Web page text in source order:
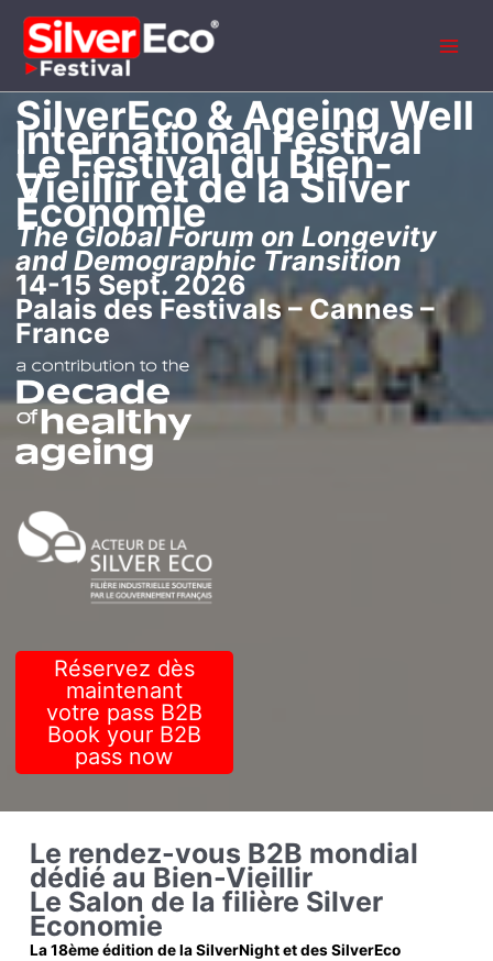
contenu
SilverEco & Ageing Well
International Festival
Le Festival du Bien-
Vieillir et de la Silver
Économie
The Global Forum on Longevity
and Demographic Transition
14-15 Sept. 2026
Palais des Festivals – Cannes –
France
Réservez dès
maintenant
votre pass B2B
Book your B2B
pass now
Le rendez-vous B2B mondial
dédié au Bien-Vieillir
Le Salon de la filière Silver
Economie
La 18ème édition de la SilverNight et des SilverEco